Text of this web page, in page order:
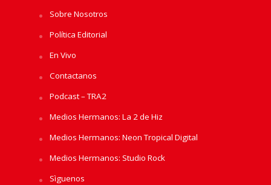
Sobre Nosotros
Política Editorial
En Vivo
Contactanos
Podcast – TRA2
Medios Hermanos: La 2 de Hiz
Medios Hermanos: Neon Tropical Digital
Medios Hermanos: Studio Rock
Sìguenos